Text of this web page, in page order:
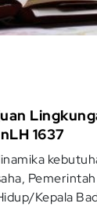
1637
Kepala